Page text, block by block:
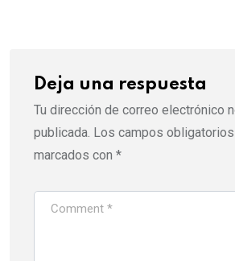
Deja una respuesta
Tu dirección de correo electrónico
publicada. Los campos
marcados con *